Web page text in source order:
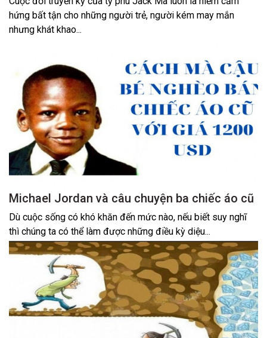
hứng bất tận cho những người trẻ, người kém may mắn
nhưng khát khao...
Michael Jordan và câu chuyện ba chiếc áo cũ
Dù cuộc sống có khó khăn đến mức nào, nếu biết suy nghĩ
thì chúng ta có thể làm được những điều kỳ diệu...